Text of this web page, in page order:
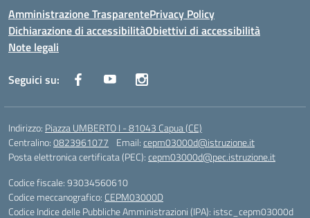
Amministrazione TrasparentePrivacy Policy
Dichiarazione di accessibilitàObiettivi di accessibilità
Note legali
Seguici su:
Indirizzo: Piazza UMBERTO I - 81043 Capua (CE)
Centralino:0823961077 Email:cepm03000d@istruzione.it
Posta elettronica certificata (PEC):cepm03000d@pec.istruzione.it
Codice fiscale: 93034560610
Codice meccanografico: CEPM03000D
Codice Indice delle Pubbliche Amministrazioni (IPA): istsc_cepm03000d